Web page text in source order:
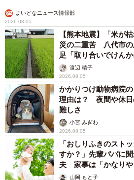
まいどなニュース情報部
2026.08.05
【熊本地震】「米が
災の二重苦 八代市の
足「取り合いでけん
渡辺 晴子
2026.08.05
かかりつけ動物病院
理由は？ 夜間や休日
難しさ
小宮 みぎわ
2026.08.05
「おしりふきのスト
すか？」先輩パパに
夫 家事は「かなりや
山岡 もと子